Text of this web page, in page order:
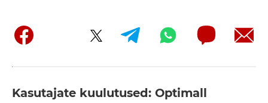
Kasutajate kuulutused: Optimall